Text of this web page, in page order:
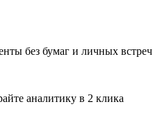
без бумаг и личных встреч
аналитику в 2 клика